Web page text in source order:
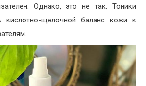
Однако, это не так. Тоники
кислотно-щелочной баланс кожи к